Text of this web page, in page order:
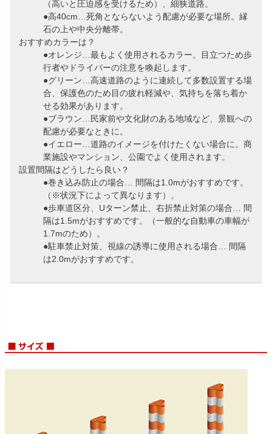
（高いと圧迫感を受けるため）、細狭道路。
●高40cm…死角とならないよう配慮が必要な場所。縁
石の上や中央分離帯。
おすすめカラーは？
●オレンジ…最もよく使用されるカラー。目立つため歩
行者やドライバーの注意を喚起します。
●グリーン…高速道路のように連続して多数設置する場
合、保護色のため目の疲れ軽減や、気持ちを落ち着か
せる効果があります。
●ブラウン…民家前や文化財のある地域など、景観への
配慮が必要なときに。
●イエロー…道路のイメージを付けたくない場合に。商
業施設やマンション、公園でよく使用されます。
設置間隔はどうしたら良い？
●巻き込み防止の場合… 間隔は1.0mがおすすめです。
（※状況下によって異なります）。
●歩車道区分、Uターン禁止、右折禁止対策の場合… 間
隔は1.5mがおすすめです。（一般的な自動車の車幅が
1.7mのため）。
●駐車禁止対策、視線の誘導に使用される場合… 間隔
は2.0mがおすすめです。